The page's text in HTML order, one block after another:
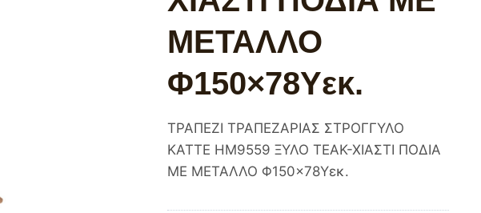
ΜΕΤΑΛΛΟ
Φ150×78Υεκ.
ΤΡΑΠΕΖΙ ΤΡΑΠΕΖΑΡΙΑΣ ΣΤΡΟΓΓΥΛΟ
KATTE HM9559 ΞΥΛΟ ΤΕΑΚ-ΧΙΑΣΤΙ ΠΟΔΙΑ
ΜΕ ΜΕΤΑΛΛΟ Φ150×78Υεκ.